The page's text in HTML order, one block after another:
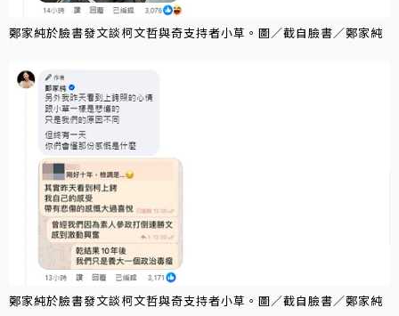
鄭家純於臉書發文談柯文哲與奇支持者小草。圖／截自臉書／鄭家純
鄭家純於臉書發文談柯文哲與奇支持者小草。圖／截自臉書／鄭家純